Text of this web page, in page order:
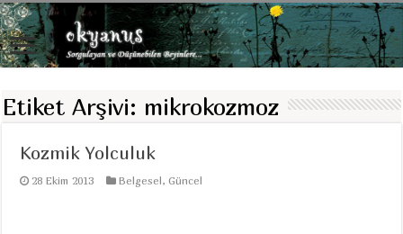
Etiket Arşivi: mikrokozmoz
Kozmik Yolculuk
28 Ekim 2013 Belgesel,Güncel